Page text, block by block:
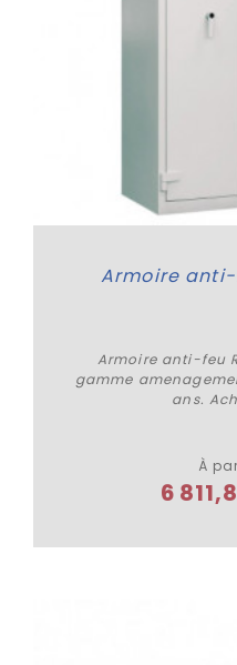
Armoire
Armoire anti-feu
gamme
ans.
À
6